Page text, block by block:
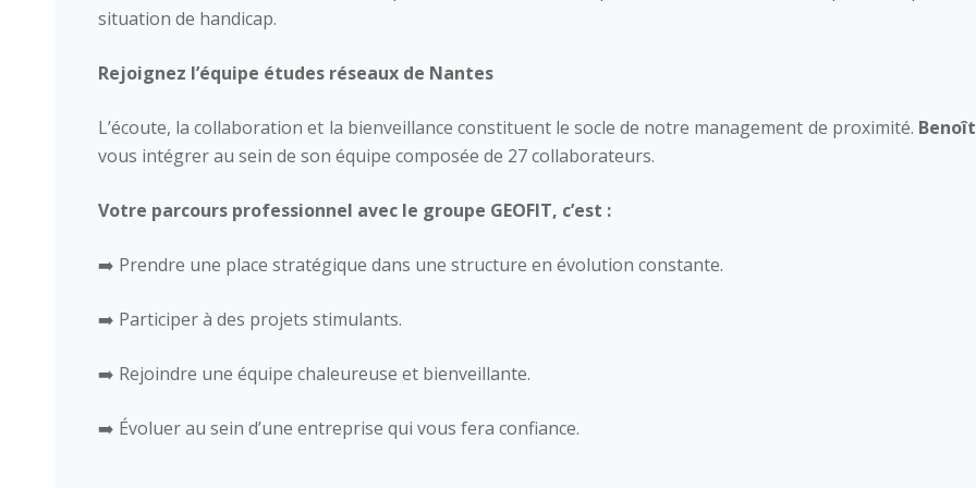
situation de handicap.
Rejoignez l’équipe études réseaux de Nantes
L’écoute, la collaboration et la bienveillance constituent le socle de notre management de proximité. Benoît
vous intégrer au sein de son équipe composée de 27 collaborateurs.
Votre parcours professionnel avec le groupe GEOFIT, c’est :
➡️ Prendre une place stratégique dans une structure en évolution constante.
➡️ Participer à des projets stimulants.
➡️ Rejoindre une équipe chaleureuse et bienveillante.
➡️ Évoluer au sein d’une entreprise qui vous fera confiance.
Identité